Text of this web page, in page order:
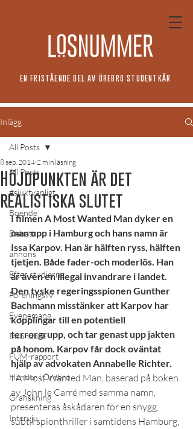
EN FRISTÅENDE DEL AV ÖREBRO STUDENTKÅR
Inlägg
All Posts
#sjuktvanligt
Boende
Debatt
annons
Efter studierna
Föreningsliv
Evenemang
Insändare
FUM-rapport
Händer i Örebro
Granskning
Intervju
All Posts
Höjdpunkten är det
realistiska slutet
8 sep. 2014 2 min läsning
I filmen A Most Wanted Man dyker en
man upp i Hamburg och hans namn är
Issa Karpov. Han är hälften ryss, hälften
tjetjen. Både fader-och moderlös. Han
är även en illegal invandrare i landet.
Den tyske regeringsspionen Gunther
Bachmann misstänker att Karpov har
kopplingar till en potentiell
terrorgrupp, och tar genast upp jakten
på honom. Karpov får dock oväntat
hjälp av advokaten Annabelle Richter.
I A Most Wanted Man, baserad på boken
av John le Carré med samma namn,
presenteras åskådaren för en snygg,
subtil spionthriller i samtidens Hamburg,